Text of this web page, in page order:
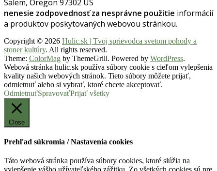
Salem, Oregon 97302 US
nenesie zodpovednosť za nesprávne použitie informácií
a produktov poskytovaných webovou stránkou.
Copyright © 2026 Hulic.sk | Tvoj sprievodca svetom pohody a
stoner kultúry. All rights reserved.
Theme: ColorMag by ThemeGrill. Powered by WordPress.
Webová stránka hulic.sk používa súbory cookie s cieľom vylepšenia
kvality našich webových stránok. Tieto súbory môžete prijať,
odmietnuť alebo si vybrať, ktoré chcete akceptovať.
OdmietnuťSpravovaťPrijať všetky
Close
Prehľad súkromia / Nastavenia cookies
Táto webová stránka používa súbory cookies, ktoré slúžia na